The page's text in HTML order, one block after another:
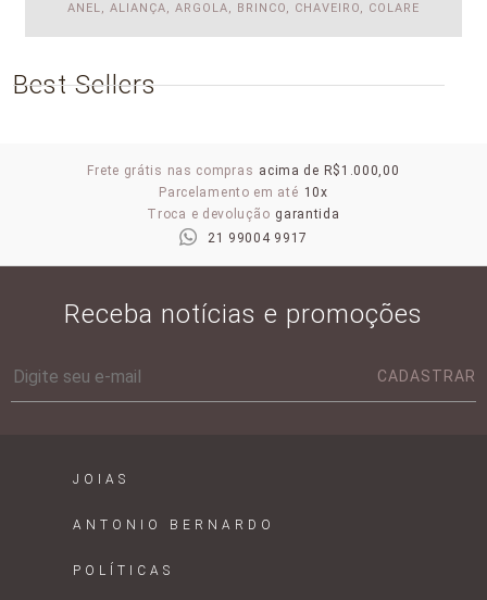
ANEL, ALIANÇA, ARGOLA, BRINCO, CHAVEIRO, COLARE
Best Sellers
Frete grátis nas compras acima de R$1.000,00
Parcelamento em até 10x
Troca e devolução garantida
21 99004 9917
Receba notícias e promoções
CADASTRAR
JOIAS
ANTONIO BERNARDO
POLÍTICAS